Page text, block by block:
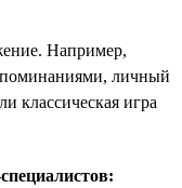
Например,
личный
классическая игра